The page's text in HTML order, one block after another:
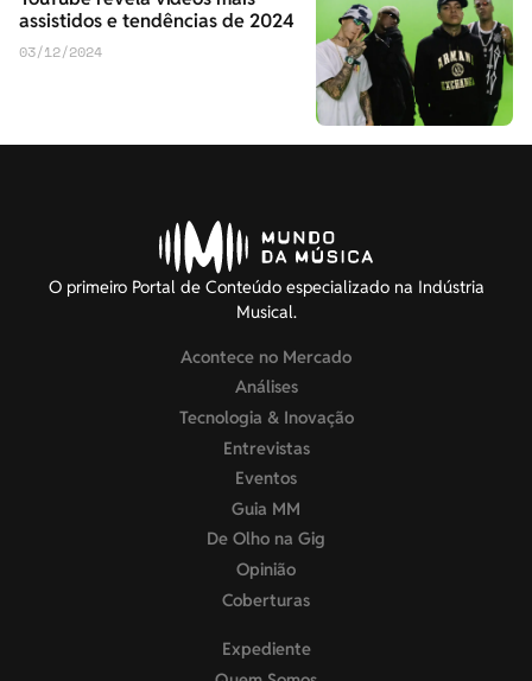
assistidos e tendências de 2024
03/12/2024
O primeiro Portal de Conteúdo especializado na Indústria
Musical.
Acontece no Mercado
Análises
Tecnologia & Inovação
Entrevistas
Eventos
Guia MM
De Olho na Gig
Opinião
Coberturas
Expediente